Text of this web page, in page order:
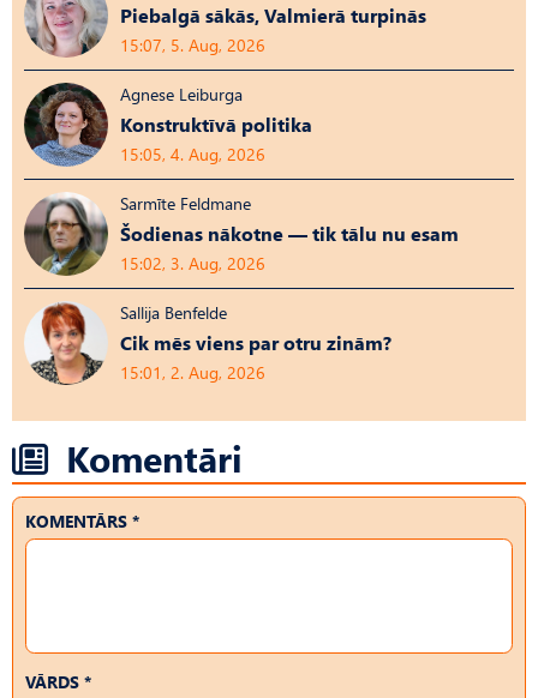
Piebalgā sākās, Valmierā turpinās
15:07, 5. Aug, 2026
Agnese Leiburga
Konstruktīvā politika
15:05, 4. Aug, 2026
Sarmīte Feldmane
Šodienas nākotne — tik tālu nu esam
15:02, 3. Aug, 2026
Sallija Benfelde
Cik mēs viens par otru zinām?
15:01, 2. Aug, 2026
Komentāri
KOMENTĀRS *
VĀRDS *